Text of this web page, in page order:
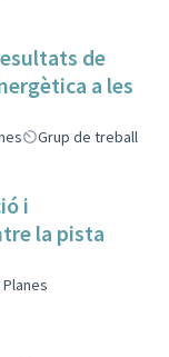
de
a les
Grup de treball
i
la pista